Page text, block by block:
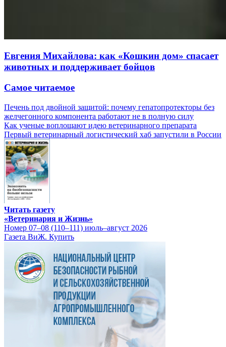
Евгения Михайлова: как «Кошкин дом» спасает
животных и поддерживает бойцов
Самое читаемое
Печень под двойной защитой: почему гепатопротекторы без
желчегонного компонента работают не в полную силу
Как ученые воплощают идею ветеринарного препарата
Первый ветеринарный логистический хаб запустили в России
Читать газету
«Ветеринария и Жизнь»
Номер 07–08 (110–111) июль–август 2026
Газета ВиЖ. Купить